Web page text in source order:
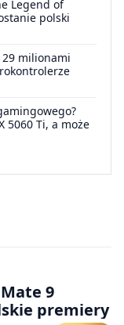
Legend of
polski
29 milionami
5060 Ti, a może
9
– polskie premiery